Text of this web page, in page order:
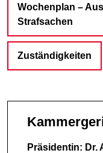
Wochenplan –
Strafsachen
Zuständigkeiten
Präsidentin: Dr.